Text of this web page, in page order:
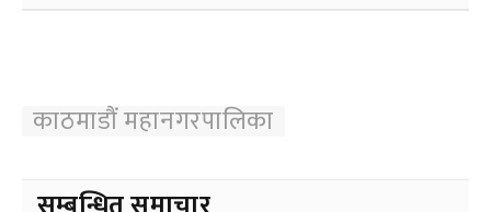
काठमाडौं महानगरपालिका